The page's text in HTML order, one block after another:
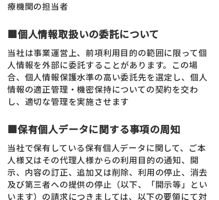
療機関の担当者
■個人情報取扱いの委託について
当社は事業運営上、前項利用目的の範囲に限って個
人情報を外部に委託することがあります。この場
合、個人情報保護水準の高い委託先を選定し、個人
情報の適正管理・機密保持についての契約を交わ
し、適切な管理を実施させます
■保有個人データに関する事項の周知
当社で保有している保有個人データに関して、ご本
人様又はその代理人様からの利用目的の通知、開
示、内容の訂正、追加又は削除、利用の停止、消去
及び第三者への提供の停止（以下、「開示等」とい
います）の請求につきましては、以下の要領にて対